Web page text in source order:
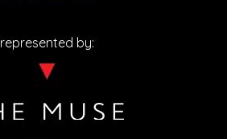
represented by: